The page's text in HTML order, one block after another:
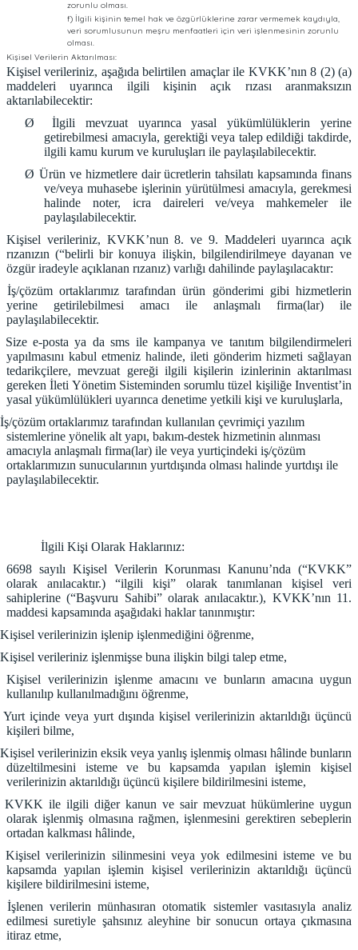
zorunlu olması.
f) İlgili kişinin temel hak ve özgürlüklerine zarar vermemek kaydıyla,
veri sorumlusunun meşru menfaatleri için veri işlenmesinin zorunlu
olması.
Kişisel Verilerin Aktarılması:
Kişisel verileriniz, aşağıda belirtilen amaçlar ile KVKK’nın 8 (2) (a)
maddeleri uyarınca ilgili kişinin açık rızası aranmaksızın
aktarılabilecektir:
Ø
İlgili mevzuat uyarınca yasal yükümlülüklerin yerine
getirebilmesi amacıyla, gerektiği veya talep edildiği takdirde,
ilgili kamu kurum ve kuruluşları ile paylaşılabilecektir.
Ø Ürün ve hizmetlere dair ücretlerin tahsilatı kapsamında finans
ve/veya muhasebe işlerinin yürütülmesi amacıyla, gerekmesi
halinde noter, icra daireleri ve/veya mahkemeler ile
paylaşılabilecektir.
Kişisel verileriniz, KVKK’nun 8. ve 9. Maddeleri uyarınca açık
rızanızın (“belirli bir konuya ilişkin, bilgilendirilmeye dayanan ve
özgür iradeyle açıklanan rızanız) varlığı dahilinde paylaşılacaktır:
İş/çözüm ortaklarımız tarafından ürün gönderimi gibi hizmetlerin
yerine getirilebilmesi amacı ile anlaşmalı firma(lar) ile
paylaşılabilecektir.
Size e-posta ya da sms ile kampanya ve tanıtım bilgilendirmeleri
yapılmasını kabul etmeniz halinde, ileti gönderim hizmeti sağlayan
tedarikçilere, mevzuat gereği ilgili kişilerin izinlerinin aktarılması
gereken İleti Yönetim Sisteminden sorumlu tüzel kişiliğe Inventist’in
yasal yükümlülükleri uyarınca denetime yetkili kişi ve kuruluşlarla,
İş/çözüm ortaklarımız tarafından kullanılan çevrimiçi yazılım
sistemlerine yönelik alt yapı, bakım-destek hizmetinin alınması
amacıyla anlaşmalı firma(lar) ile veya yurtiçindeki iş/çözüm
ortaklarımızın sunucularının yurtdışında olması halinde yurtdışı ile
paylaşılabilecektir.
İlgili Kişi Olarak Haklarınız:
6698 sayılı Kişisel Verilerin Korunması Kanunu’nda (“KVKK”
olarak anılacaktır.) “ilgili kişi” olarak tanımlanan kişisel veri
sahiplerine (“Başvuru Sahibi” olarak anılacaktır.), KVKK’nın 11.
maddesi kapsamında aşağıdaki haklar tanınmıştır:
Kişisel verilerinizin işlenip işlenmediğini öğrenme,
Kişisel verileriniz işlenmişse buna ilişkin bilgi talep etme,
Kişisel verilerinizin işlenme amacını ve bunların amacına uygun
kullanılıp kullanılmadığını öğrenme,
Yurt içinde veya yurt dışında kişisel verilerinizin aktarıldığı üçüncü
kişileri bilme,
Kişisel verilerinizin eksik veya yanlış işlenmiş olması hâlinde bunların
düzeltilmesini isteme ve bu kapsamda yapılan işlemin kişisel
verilerinizin aktarıldığı üçüncü kişilere bildirilmesini isteme,
KVKK ile ilgili diğer kanun ve sair mevzuat hükümlerine uygun
olarak işlenmiş olmasına rağmen, işlenmesini gerektiren sebeplerin
ortadan kalkması hâlinde,
Kişisel verilerinizin silinmesini veya yok edilmesini isteme ve bu
kapsamda yapılan işlemin kişisel verilerinizin aktarıldığı üçüncü
kişilere bildirilmesini isteme,
İşlenen verilerin münhasıran otomatik sistemler vasıtasıyla analiz
edilmesi suretiyle şahsınız aleyhine bir sonucun ortaya çıkmasına
itiraz etme,